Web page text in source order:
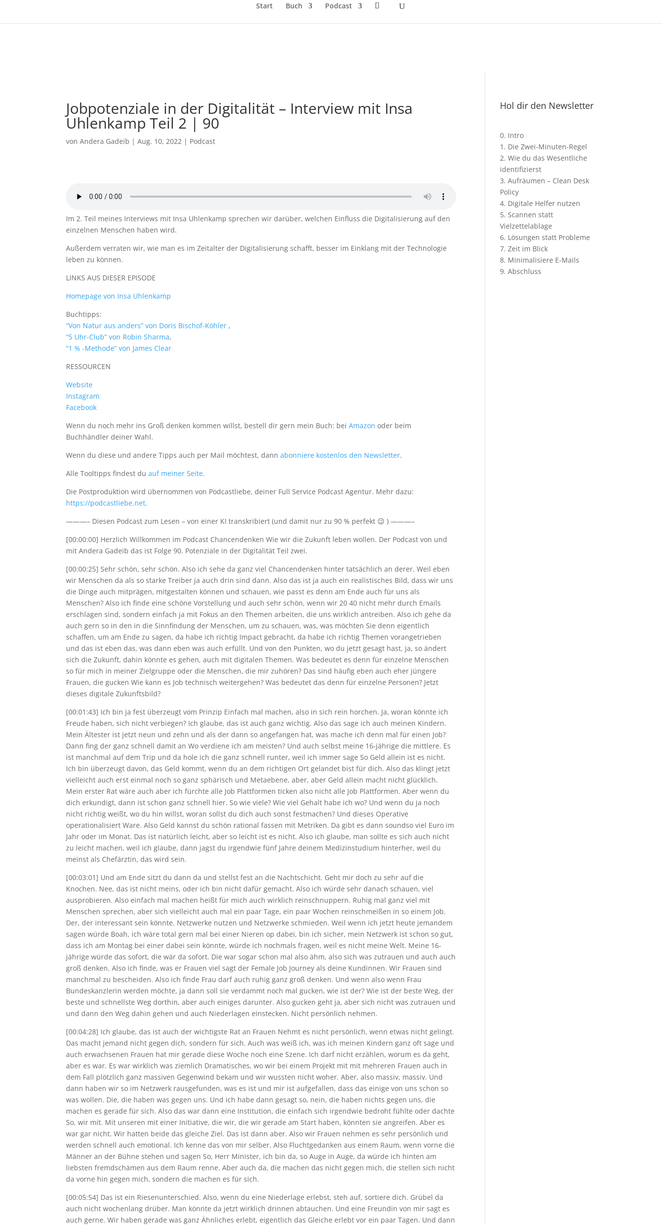
Start Buch Podcast
Jobpotenziale in der Digitalität – Interview mit Insa
Uhlenkamp Teil 2 | 90
vonAndera Gadeib |Aug. 10, 2022 | Podcast
Im 2. Teil meines Interviews mit Insa Uhlenkamp sprechen wir darüber, welchen Einfluss die Digitalisierung auf den
einzelnen Menschen haben wird.
Außerdem verraten wir, wie man es im Zeitalter der Digitalisierung schafft, besser im Einklang mit der Technologie
leben zu können.
LINKS AUS DIESER EPISODE
Homepage von Insa Uhlenkamp
Buchtipps:
“Von Natur aus anders” von Doris Bischof-Köhler ,
“5 Uhr-Club” von Robin Sharma,
“1 % -Methode” von James Clear
RESSOURCEN
Website
Instagram
Facebook
Wenn du noch mehr ins Groß denken kommen willst, bestell dir gern mein Buch: beiAmazon oder beim
Buchhändler deiner Wahl.
Wenn du diese und andere Tipps auch per Mail möchtest, dannabonniere kostenlos den Newsletter.
Alle Tooltipps findest duauf meiner Seite.
Die Postproduktion wird übernommen von Podcastliebe, deiner Full Service Podcast Agentur. Mehr dazu:
https://podcastliebe.net.
———– Diesen Podcast zum Lesen – von einer KI transkribiert (und damit nur zu 90 % perfekt 😉 ) ———–
[00:00:00] Herzlich Willkommen im Podcast Chancendenken Wie wir die Zukunft leben wollen. Der Podcast von und
mit Andera Gadeib das ist Folge 90. Potenziale in der Digitalität Teil zwei.
[00:00:25] Sehr schön, sehr schön. Also ich sehe da ganz viel Chancendenken hinter tatsächlich an derer. Weil eben
wir Menschen da als so starke Treiber ja auch drin sind dann. Also das ist ja auch ein realistisches Bild, dass wir uns
die Dinge auch mitprägen, mitgestalten können und schauen, wie passt es denn am Ende auch für uns als
Menschen? Also ich finde eine schöne Vorstellung und auch sehr schön, wenn wir 20 40 nicht mehr durch Emails
erschlagen sind, sondern einfach ja mit Fokus an den Themen arbeiten, die uns wirklich antreiben. Also ich gehe da
auch gern so in den in die Sinnfindung der Menschen, um zu schauen, was, was möchten Sie denn eigentlich
schaffen, um am Ende zu sagen, da habe ich richtig Impact gebracht, da habe ich richtig Themen vorangetrieben
und das ist eben das, was dann eben was auch erfüllt. Und von den Punkten, wo du jetzt gesagt hast, ja, so ändert
sich die Zukunft, dahin könnte es gehen, auch mit digitalen Themen. Was bedeutet es denn für einzelne Menschen
so für mich in meiner Zielgruppe oder die Menschen, die mir zuhören? Das sind häufig eben auch eher jüngere
Frauen, die gucken Wie kann es Job technisch weitergehen? Was bedeutet das denn für einzelne Personen? Jetzt
dieses digitale Zukunftsbild?
[00:01:43] Ich bin ja fest überzeugt vom Prinzip Einfach mal machen, also in sich rein horchen. Ja, woran könnte ich
Freude haben, sich nicht verbiegen? Ich glaube, das ist auch ganz wichtig. Also das sage ich auch meinen Kindern.
Mein Ältester ist jetzt neun und zehn und als der dann so angefangen hat, was mache ich denn mal für einen Job?
Dann fing der ganz schnell damit an Wo verdiene ich am meisten? Und auch selbst meine 16-jährige die mittlere. Es
ist manchmal auf dem Trip und da hole ich die ganz schnell runter, weil ich immer sage So Geld allein ist es nicht.
Ich bin überzeugt davon, das Geld kommt, wenn du an dem richtigen Ort gelandet bist für dich. Also das klingt jetzt
vielleicht auch erst einmal noch so ganz sphärisch und Metaebene, aber, aber Geld allein macht nicht glücklich.
Mein erster Rat wäre auch aber ich fürchte alle Job Plattformen ticken also nicht alle Job Plattformen. Aber wenn du
dich erkundigt, dann ist schon ganz schnell hier. So wie viele? Wie viel Gehalt habe ich wo? Und wenn du ja noch
nicht richtig weißt, wo du hin willst, woran sollst du dich auch sonst festmachen? Und dieses Operative
operationalisiert Ware. Also Geld kannst du schön rational fassen mit Metriken. Da gibt es dann soundso viel Euro im
Jahr oder im Monat. Das ist natürlich leicht, aber so leicht ist es nicht. Also ich glaube, man sollte es sich auch nicht
zu leicht machen, weil ich glaube, dann jagst du irgendwie fünf Jahre deinem Medizinstudium hinterher, weil du
meinst als Chefärztin, das wird sein.
[00:03:01] Und am Ende sitzt du dann da und stellst fest an die Nachtschicht. Geht mir doch zu sehr auf die
Knochen. Nee, das ist nicht meins, oder ich bin nicht dafür gemacht. Also ich würde sehr danach schauen, viel
ausprobieren. Also einfach mal machen heißt für mich auch wirklich reinschnuppern. Ruhig mal ganz viel mit
Menschen sprechen, aber sich vielleicht auch mal ein paar Tage, ein paar Wochen reinschmeißen in so einem Job.
Der, der interessant sein könnte. Netzwerke nutzen und Netzwerke schmieden. Weil wenn ich jetzt heute jemandem
sagen würde Boah, ich wäre total gern mal bei einer Nieren op dabei, bin ich sicher, mein Netzwerk ist schon so gut,
dass ich am Montag bei einer dabei sein könnte, würde ich nochmals fragen, weil es nicht meine Welt. Meine 16-
jährige würde das sofort, die wär da sofort. Die war sogar schon mal also ähm, also sich was zutrauen und auch auch
groß denken. Also ich finde, was er Frauen viel sagt der Female Job Journey als deine Kundinnen. Wir Frauen sind
manchmal zu bescheiden. Also ich finde Frau darf auch ruhig ganz groß denken. Und wenn also wenn Frau
Bundeskanzlerin werden möchte, ja dann soll sie verdammt noch mal gucken, wie ist der? Wie ist der beste Weg, der
beste und schnellste Weg dorthin, aber auch einiges darunter. Also gucken geht ja, aber sich nicht was zutrauen und
und dann den Weg dahin gehen und auch Niederlagen einstecken. Nicht persönlich nehmen.
[00:04:28] Ich glaube, das ist auch der wichtigste Rat an Frauen Nehmt es nicht persönlich, wenn etwas nicht gelingt.
Das macht jemand nicht gegen dich, sondern für sich. Auch was weiß ich, was ich meinen Kindern ganz oft sage und
auch erwachsenen Frauen hat mir gerade diese Woche noch eine Szene. Ich darf nicht erzählen, worum es da geht,
aber es war. Es war wirklich was ziemlich Dramatisches, wo wir bei einem Projekt mit mit mehreren Frauen auch in
dem Fall plötzlich ganz massiven Gegenwind bekam und wir wussten nicht woher. Aber, also massiv, massiv. Und
dann haben wir so im Netzwerk rausgefunden, was es ist und mir ist aufgefallen, dass das einige von uns schon so
was wollen. Die, die haben was gegen uns. Und ich habe dann gesagt so, nein, die haben nichts gegen uns, die
machen es gerade für sich. Also das war dann eine Institution, die einfach sich irgendwie bedroht fühlte oder dachte
So, wir mit. Mit unseren mit einer Initiative, die wir, die wir gerade am Start haben, könnten sie angreifen. Aber es
war gar nicht. Wir hatten beide das gleiche Ziel. Das ist dann aber. Also wir Frauen nehmen es sehr persönlich und
werden schnell auch emotional. Ich kenne das von mir selber. Also Fluchtgedanken aus einem Raum, wenn vorne die
Männer an der Bühne stehen und sagen So, Herr Minister, ich bin da, so Auge in Auge, da würde ich hinten am
liebsten fremdschämen aus dem Raum renne. Aber auch da, die machen das nicht gegen mich, die stellen sich nicht
da vorne hin gegen mich, sondern die machen es für sich.
[00:05:54] Das ist ein Riesenunterschied. Also, wenn du eine Niederlage erlebst, steh auf, sortiere dich. Grübel da
auch nicht wochenlang drüber. Man könnte da jetzt wirklich drinnen abtauchen. Und eine Freundin von mir sagt es
auch gerne. Wir haben gerade was ganz Ähnliches erlebt, eigentlich das Gleiche erlebt vor ein paar Tagen. Und dann
Hol dir den Newsletter
0. Intro
1. Die Zwei-Minuten-Regel
2. Wie du das Wesentliche
identifizierst
3. Aufräumen – Clean Desk
Policy
4. Digitale Helfer nutzen
5. Scannen statt
Vielzettelablage
6. Lösungen statt Probleme
7. Zeit im Blick
8. Minimalisiere E-Mails
9. Abschluss